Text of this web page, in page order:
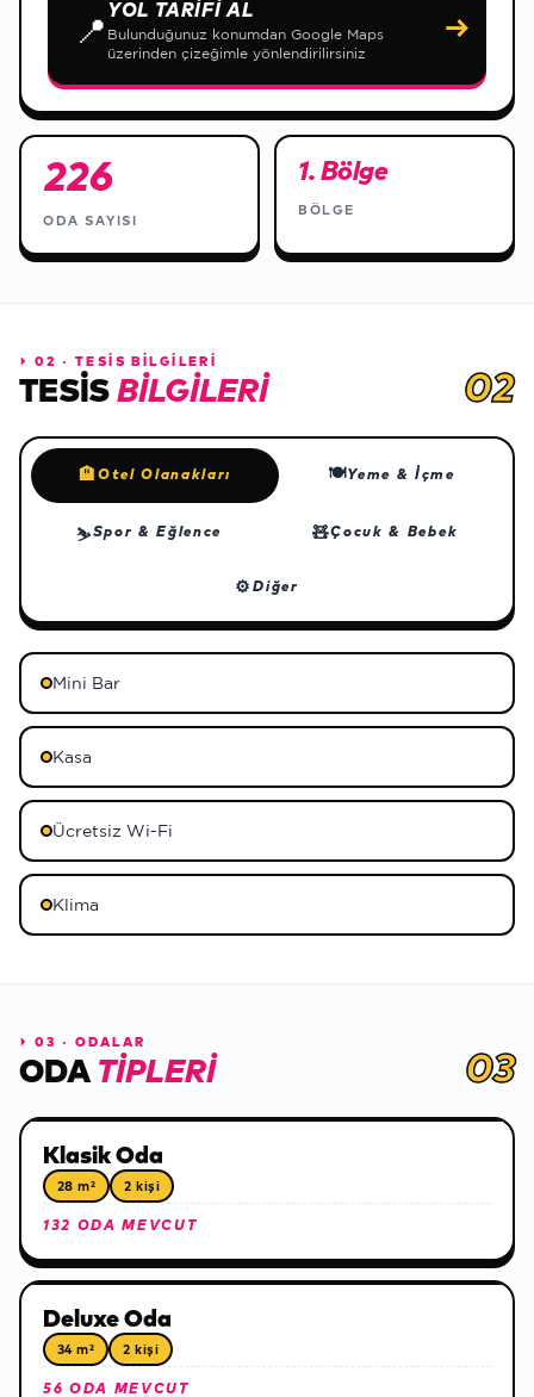
📍
YOL TARIFI AL
Bulunduğunuz konumdan Google Maps
üzerinden çizeğimle yönlendirilirsiniz
→
226
ODA SAYISI
1. Bölge
BÖLGE
⏵ 02 · TESİS BİLGİLERİ
TESISBILGILERI 02
🏨 Otel Olanakları 🍽Yeme & İçme
⛷Spor & Eğlence 🧸Çocuk & Bebek
⚙Diğer
Mini Bar
Kasa
Ücretsiz Wi-Fi
Klima
⏵ 03 · ODALAR
ODA TIPLERI 03
Klasik Oda
28 m² 2 kişi
132 ODA MEVCUT
Deluxe Oda
34 m² 2 kişi
56 ODA MEVCUT